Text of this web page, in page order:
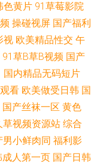
小少妇 日本操逼网 欧
AV网址在线 久久蔴豆
欧洲无码免费视频 婷
加勒比宅男天堂 69AV
色黄片 91草莓影院
操碰视屏 国产福利
视 欧美精品性交 午
91草B草B视频 国产
国内精品无码短片
看 欧美做受日韩 国
国产丝袜一区 黄色
草视频资源站 综合
男小鲜肉同 福利影
成人第一页 国产日韩